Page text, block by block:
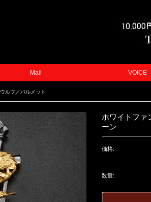
Mail VOICE
ウルフ／パルメット
ホワイトフ
ーン
価格:
数量: